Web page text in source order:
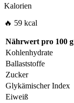
Kalorien
🔥 59 kcal
Nährwert pro 100 g
Kohlenhydrate
Ballaststoffe
Zucker
Glykämischer Index
Eiweiß